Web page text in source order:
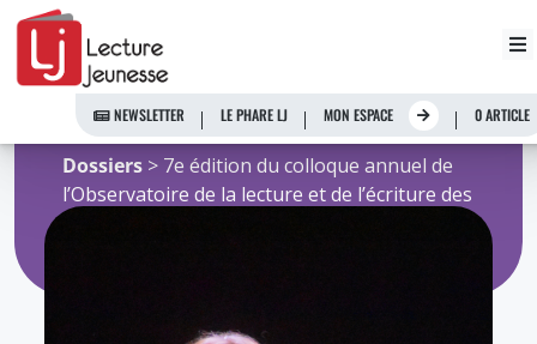
Aller
contenu
NEWSLETTER LE PHARE LJ MON ESPACE 0 ARTICLE
youpa
Accueil>Ressources de l'Observatoire>
Dossiers > 7e édition du colloque annuel de
l’Observatoire de la lecture et de l’écriture des